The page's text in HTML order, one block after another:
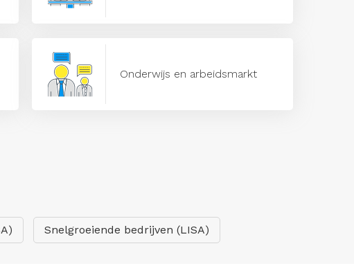
Onderwijs en arbeidsmarkt
Snelgroeiende bedrijven (LISA)